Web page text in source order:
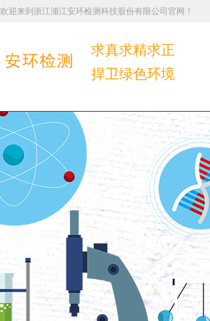
欢迎来到浙江浦江安环检测科技股份有限公司官网！
求真求精求正
捍卫绿色环境